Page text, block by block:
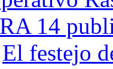
14
El festejo